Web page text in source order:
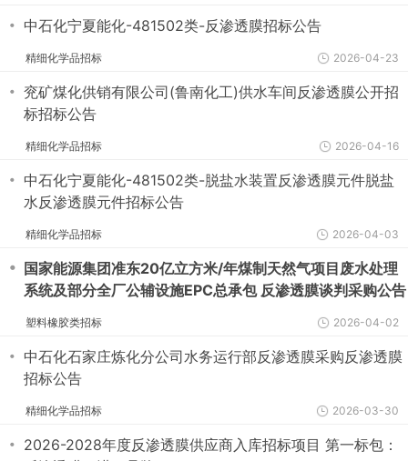
・ 中石化宁夏能化-481502类-反渗透膜招标公告
精细化学品招标 2026-04-23
・ 兖矿煤化供销有限公司(鲁南化工)供水车间反渗透膜公开招
标招标公告
精细化学品招标 2026-04-16
・ 中石化宁夏能化-481502类-脱盐水装置反渗透膜元件脱盐
水反渗透膜元件招标公告
精细化学品招标 2026-04-03
・ 国家能源集团准东20亿立方米/年煤制天然气项目废水处理
系统及部分全厂公辅设施EPC总承包 反渗透膜谈判采购公告
塑料橡胶类招标 2026-04-02
・ 中石化石家庄炼化分公司水务运行部反渗透膜采购反渗透膜
招标公告
精细化学品招标 2026-03-30
・ 2026-2028年度反渗透膜供应商入库招标项目 第一标包：